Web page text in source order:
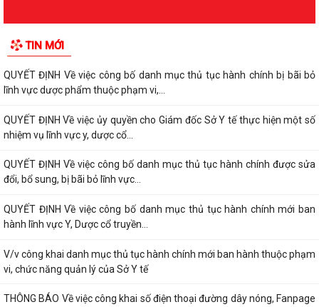
TIN MỚI
lĩnh vực dược phẩm thuộc phạm vi,...
QUYẾT ĐỊNH Về việc công bố danh mục thủ tục hành chính bị bãi bỏ
lĩnh vực dược phẩm thuộc phạm vi,...
QUYẾT ĐỊNH Về việc ủy quyền cho Giám đốc Sở Y tế thực hiện một số
nhiệm vụ lĩnh vực y, dược cổ...
QUYẾT ĐỊNH Về việc công bố danh mục thủ tục hành chính được sửa
đổi, bổ sung, bị bãi bỏ lĩnh vực...
QUYẾT ĐỊNH Về việc công bố danh mục thủ tục hành chính mới ban
hành lĩnh vực Y, Dược cổ truyền...
V/v công khai danh mục thủ tục hành chính mới ban hành thuộc phạm
vi, chức năng quản lý của Sở Y tế
THÔNG BÁO Về việc công khai số điện thoại đường dây nóng, Fanpage